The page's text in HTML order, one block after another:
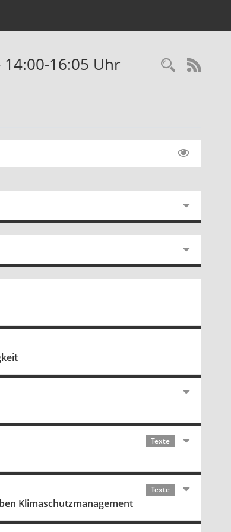
16:05 Uhr
Texte
Texte
Klimaschutzmanagement